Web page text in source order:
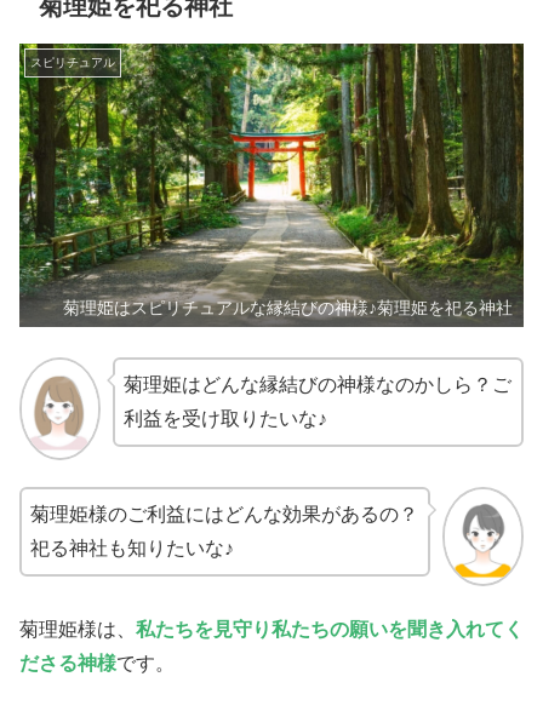
菊理姫を祀る神社
スピリチュアル
菊理姫はスピリチュアルな縁結びの神様♪菊理姫を祀る神社
菊理姫はどんな縁結びの神様なのかしら？ご
利益を受け取りたいな♪
菊理姫様のご利益にはどんな効果があるの？
祀る神社も知りたいな♪
菊理姫様は、 私たちを見守り私たちの願いを聞き入れてく
ださる神様です。